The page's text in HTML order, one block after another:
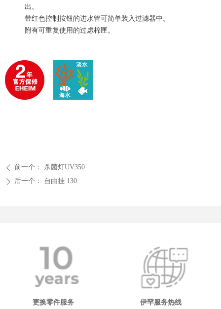
出。
带红色控制按钮的进水管可简单装入过滤器中。
附有可重复使用的过虑棉匣。
ꄴ 前一个： 杀菌灯UV350
ꄲ 后一个： 自由挂 130
更换零件服务
伊罕服务热线